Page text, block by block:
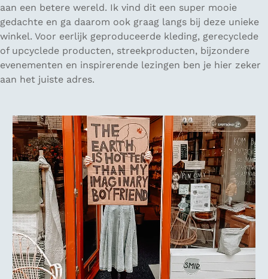
aan een betere wereld. Ik vind dit een super mooie
gedachte en ga daarom ook graag langs bij deze unieke
winkel. Voor eerlijk geproduceerde kleding, gerecyclede
of upcyclede producten, streekproducten, bijzondere
evenementen en inspirerende lezingen ben je hier zeker
aan het juiste adres.